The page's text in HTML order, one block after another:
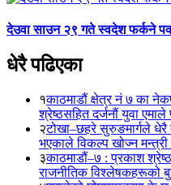
देउवा साउन २९ गते स्वदेश फर्कने
धेरै पढिएका
१काठमाडौं क्षेत्र नं ७ का
श्रेष्ठसहित दर्जनौं युवा
२टोखा–छहरे सुरुङमार्गले धेरै
भएकाले विकल्प खोज्न
३काठमाडौं–७ : प्रकाश
राजनीतिक विश्लेषकहरूको